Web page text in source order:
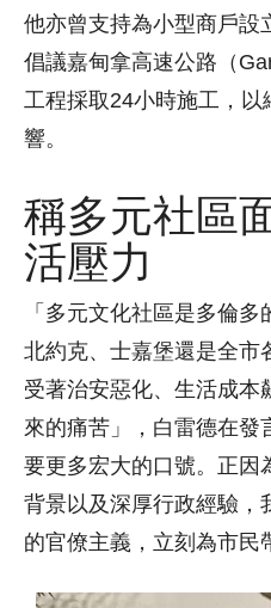
他亦曾支持為小型商戶設
倡議嘉甸拿高速公路（
工程採取24小時施工，
響。
稱多元社區
活壓力
「多元文化社區是多倫
北約克、士嘉堡還是全市
受著治安惡化、生活成本
來的痛苦」，白雷德在發
要更多宏大的口號。正因
背景以及深厚行政經驗，
的官僚主義，立刻為市民